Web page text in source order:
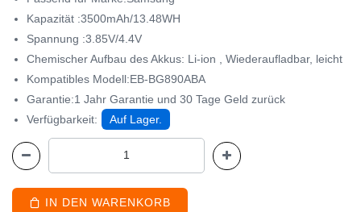
Kapazität :3500mAh/13.48WH
Spannung :3.85V/4.4V
Chemischer Aufbau des Akkus: Li-ion , Wiederaufladbar, leicht
Kompatibles Modell:EB-BG890ABA
Garantie:1 Jahr Garantie und 30 Tage Geld zurück
Verfügbarkeit:
Auf Lager.
IN DEN WARENKORB